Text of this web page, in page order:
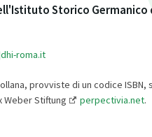
Storico Germanico
roma.it
provviste di un codice
Weber Stiftung
perpectivia.net.